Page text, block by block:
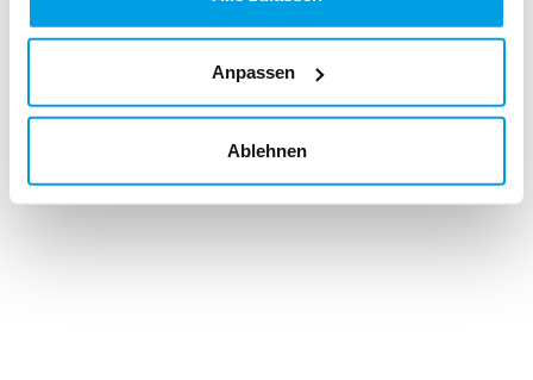
Anpassen
Ablehnen